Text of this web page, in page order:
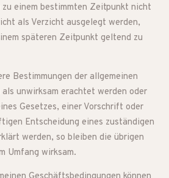
einem bestimmten Zeitpunkt nicht
als Verzicht ausgelegt werden,
späteren Zeitpunkt geltend zu
Bestimmungen der allgemeinen
unwirksam erachtet werden oder
Gesetzes, einer Vorschrift oder
Entscheidung eines zuständigen
werden, so bleiben die übrigen
Umfang wirksam.